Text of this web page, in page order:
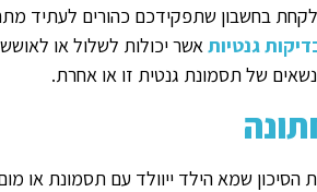
לקחת בחשבון שתפקידכם כהורים לעתיד
גנטיותאשר יכולות לשלול או
של תסמונת גנטית זו או אחרת.
שמא הילד ייוולד עם תסמונת או